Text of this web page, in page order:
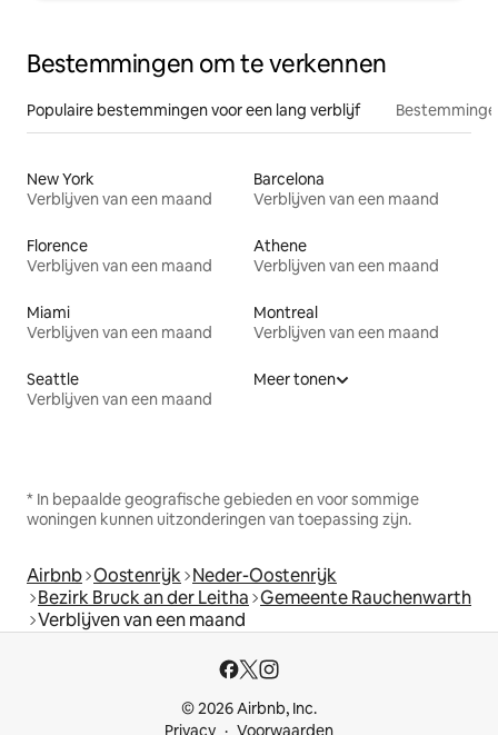
Bestemmingen om te verkennen
Populaire bestemmingen voor een lang verblijf
New York
Verblijven van een maand
Barcelona
Verblijven van een maand
Florence
Verblijven van een maand
Athene
Verblijven van een maand
Miami
Verblijven van een maand
Montreal
Verblijven van een maand
Seattle
Verblijven van een maand
Meer tonen
* In bepaalde geografische gebieden en voor sommige
woningen kunnen uitzonderingen van toepassing zijn.
Airbnb Oostenrijk Neder-Oostenrijk
Bezirk Bruck an der Leitha Gemeente Rauchenwarth
Verblijven van een maand
© 2026 Airbnb, Inc.
Privacy
Voorwaarden